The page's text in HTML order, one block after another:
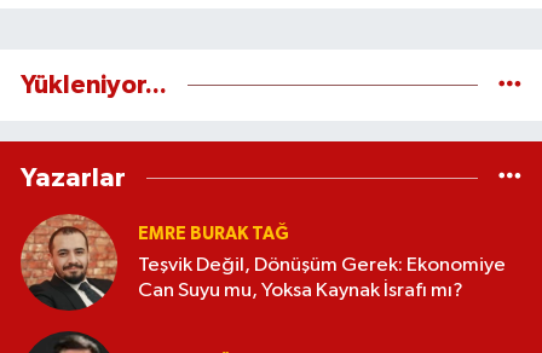
Yükleniyor...
Yazarlar
EMRE BURAK TAĞ
Teşvik Değil, Dönüşüm Gerek: Ekonomiye
Can Suyu mu, Yoksa Kaynak İsrafı mı?